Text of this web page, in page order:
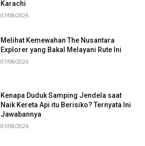
Karachi
07/08/2026
Melihat Kemewahan The Nusantara
Explorer yang Bakal Melayani Rute Ini
07/08/2026
Kenapa Duduk Samping Jendela saat
Naik Kereta Api itu Berisiko? Ternyata Ini
Jawabannya
07/08/2026